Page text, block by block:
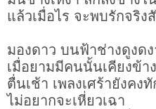
แล้วเมื่อไร จะพบรักจริง
มองดาว บนฟ้าช่างดูงด
เมื่อยามมีคนนั้นเคียงข้า
ตื่นเช้า เพลงเศร้ายังคง
ไม่อยากจะเหี่ยวเฉา